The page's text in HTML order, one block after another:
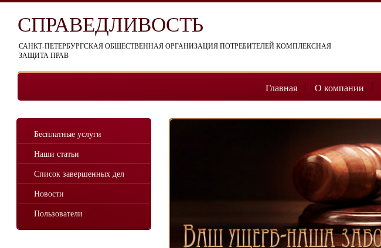
СПРАВЕДЛИВОСТЬ
САНКТ-ПЕТЕРБУРГСКАЯ ОБЩЕСТВЕННАЯ ОРГАНИЗАЦИЯ ПОТРЕБИТЕЛЕЙ КОМПЛЕКСНАЯ
ЗАЩИТА ПРАВ
Главная О компании
Бесплатные услуги
Наши статьи
Список завершенных дел
Новости
Пользователи